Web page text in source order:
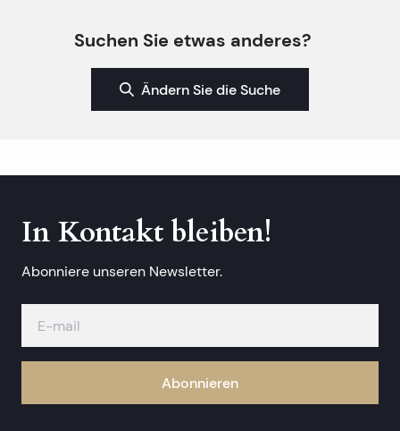
Suchen Sie etwas anderes?
Ändern Sie die Suche
In Kontakt bleiben!
Abonniere unseren Newsletter.
Abonnieren